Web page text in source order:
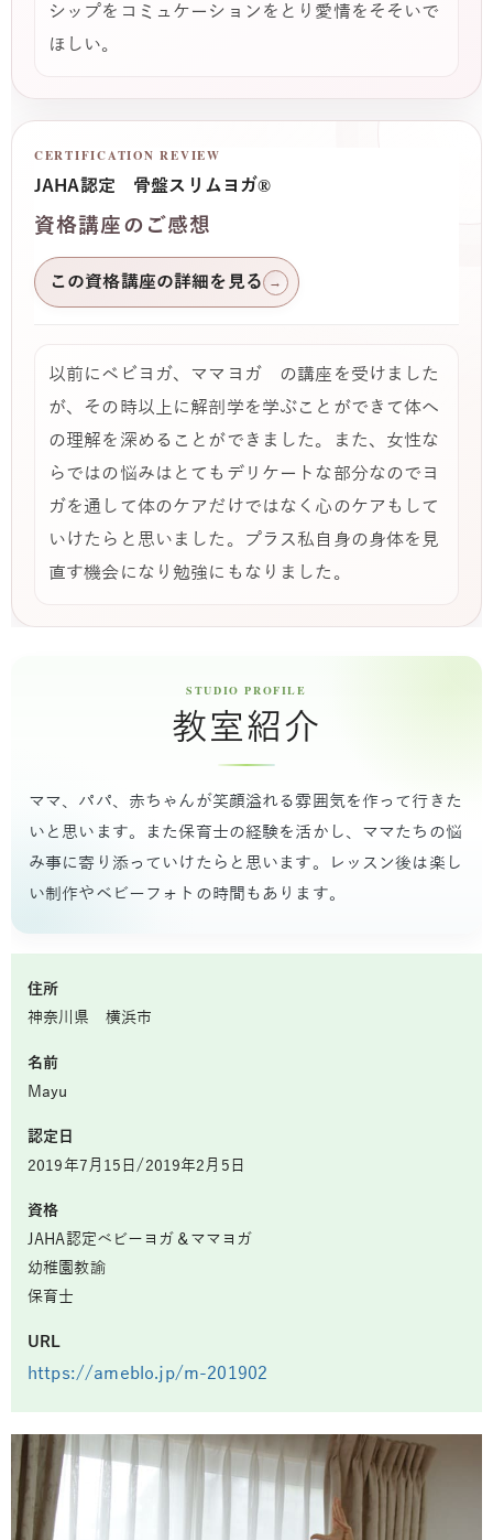
シップをコミュケーションをとり愛情をそそいで
ほしい。
CERTIFICATION REVIEW
JAHA認定 骨盤スリムヨガ®
資格講座のご感想
この資格講座の詳細を見る →
以前にベビヨガ、ママヨガ の講座を受けました
が、その時以上に解剖学を学ぶことができて体へ
の理解を深めることができました。また、女性な
らではの悩みはとてもデリケートな部分なのでヨ
ガを通して体のケアだけではなく心のケアもして
いけたらと思いました。プラス私自身の身体を見
直す機会になり勉強にもなりました。
教室紹介
ママ、パパ、赤ちゃんが笑顔溢れる雰囲気を作って行きた
いと思います。また保育士の経験を活かし、ママたちの悩
み事に寄り添っていけたらと思います。レッスン後は楽し
い制作やベビーフォトの時間もあります。
住所
神奈川県 横浜市
名前
Mayu
認定日
2019年7月15日/2019年2月5日
資格
JAHA認定ベビーヨガ＆ママヨガ
幼稚園教諭
保育士
URL
https://ameblo.jp/m-201902